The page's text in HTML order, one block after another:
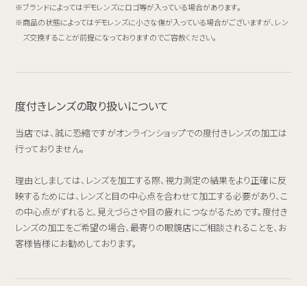
ブランドによってはデモレンズにロゴ等が入っている場合があります。
商品の状態によってはデモレンズに小さな傷が入っている場合がございますが、レン
ズ交換することが前提になっておりますのでご容赦ください。
度付きレンズの取り扱いについて
当店では、誠に恐縮ですがオンラインショップでの度付きレンズの加工は
行っておりません。
理由としましては、レンズを加工する際、視力測定の結果をより正確に反
映するためには、レンズと目の中心点を合わせて加工する必要があり、こ
の中心点がずれると、見えづらさや目の疲れにつながるためです。度付き
レンズの加工をご希望の場合、最寄りの眼鏡店にご相談されることを、お
客様皆様にお勧めしております。